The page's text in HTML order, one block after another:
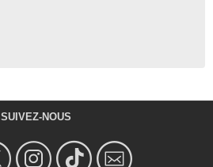
SUIVEZ-NOUS